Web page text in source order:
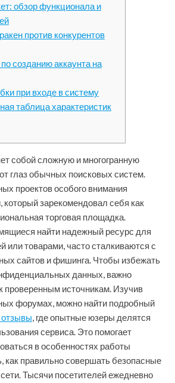
обзор функционала и
против конкурентов
созданию аккаунта на
при входе в систему
таблица характеристик
собой сложную и многогранную
глаз обычных поисковых систем.
проектов особого внимания
который зарекомендовал себя как
торговая площадка.
найти надежный ресурс для
или товарами, часто сталкиваются с
сайтов и фишинга. Чтобы избежать
данных, важно
проверенным источникам. Изучив
форумах, можно найти подробный
отзывы, где опытные юзеры делятся
сервиса. Это помогает
в особенностях работы
как правильно совершать безопасные
Тысячи посетителей ежедневно